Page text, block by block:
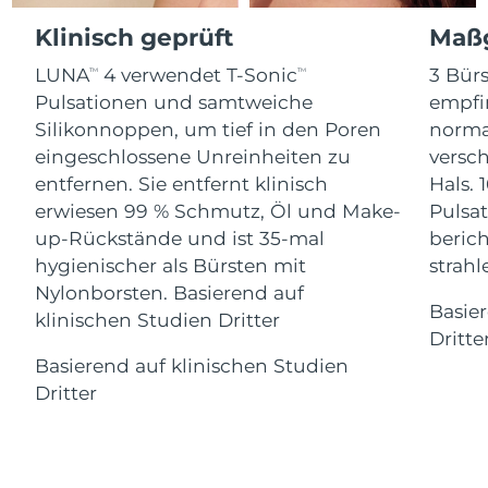
Klinisch geprüft
LUNATM 4 verwendet T-SonicTM
Pulsationen und samtweiche
Silikonnoppen, um tief in den Poren
eingeschlossene Unreinheiten zu
entfernen. Sie entfernt klinisch
erwiesen 99 % Schmutz, Öl und Make-
up-Rückstände und ist 35-mal
hygienischer als Bürsten mit
Nylonborsten. Basierend auf
klinischen Studien Dritter
Basierend auf klinischen Studien
Dritter
3
Hals.
For healthy hair
Kosmetik
Kaufe alles
FOREO APP
ÜBER
Gibraltar
13/08/2026
Griechenland
Erwartete Lieferung
09/08/2026
Sonderverwaltungsregion
Hongkong
Erwartete Lieferung
10/08/2026
Ungarn
Erwartete Lieferung
09/08/2026
Island
10/08/2026
Indonesien
Erwartete Lieferung